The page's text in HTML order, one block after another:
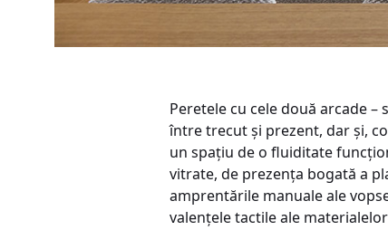
Peretele cu cele două arcade
între trecut și prezent, dar și,
un spațiu de o fluiditate
vitrate, de prezența bogată a
amprentările manuale ale
valențele tactile ale